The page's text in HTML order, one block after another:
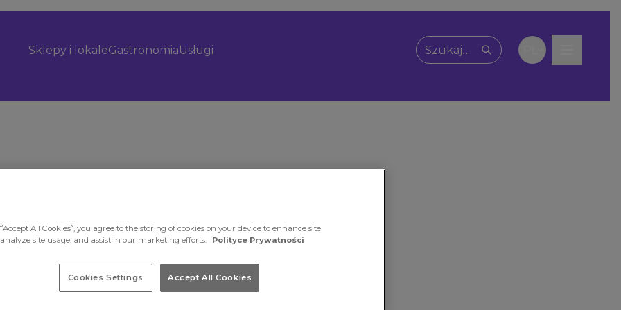
Sklepy i lokaleGastronomiaUsługi
Wpisz, czego szukasz
klasą
All Cookies”, you agree to the storing of cookies on your device to enhance site
site usage, and assist in our marketing efforts.
Polityce Prywatności
Cookies Settings Accept All Cookies